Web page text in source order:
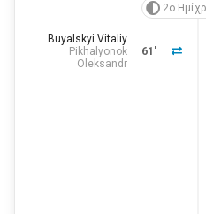
2ο
61'
Buyalskyi Vitaliy
Pikhalyonok
Oleksandr